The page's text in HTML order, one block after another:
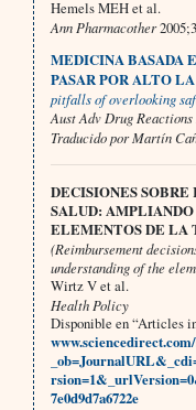
Hemels MEH et al.
Ann Pharmacother
MEDICINA BASADA
PASAR POR ALTO
pitfalls of overlooking
Aust Adv Drug
Traducido por Martín
DECISIONES
SALUD:
ELEMENTOS DE LA
(Reimbursement
understanding of the
Wirtz V et al.
Health Policy
Disponible en “Articles
7e0d9d7a6722e